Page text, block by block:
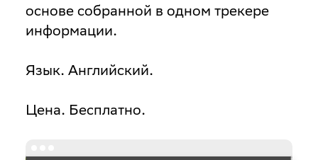
основе собранной в одном трекере
информации.
Язык. Английский.
Цена. Бесплатно.